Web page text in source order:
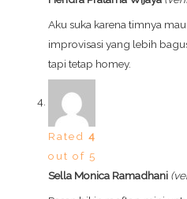
Aku suka karena timnya
improvisasi yang lebih
tapi tetap homey.
Rated4
out of 5
Sella Monica Ramadhani